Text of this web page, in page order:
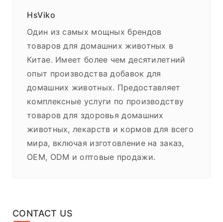
HsViko
Один из самых мощных брендов
товаров для домашних животных в
Китае. Имеет более чем десятилетний
опыт производства добавок для
домашних животных. Предоставляет
комплексные услуги по производству
товаров для здоровья домашних
животных, лекарств и кормов для всего
мира, включая изготовление на заказ,
OEM, ODM и оптовые продажи.
CONTACT US